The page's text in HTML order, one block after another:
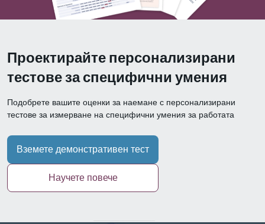
Проектирайте персонализирани
тестове за специфични умения
Подобрете вашите оценки за наемане с персонализирани
тестове за измерване на специфични умения за работата
Вземете демонстративен тест
Научете повече